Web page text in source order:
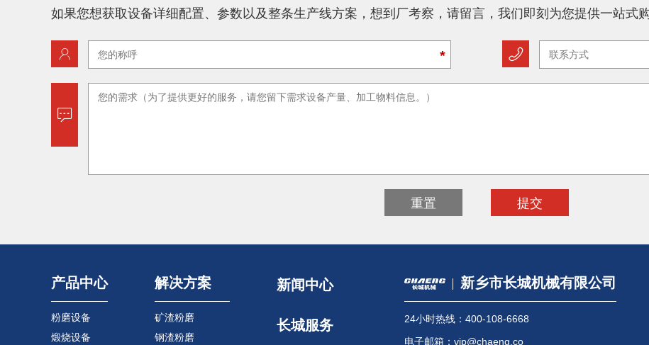
如果您想获取设备详细配置、参数以及整条生产线方案，想到厂考察，请留言，我们即刻为您提供一站式
*
产品中心
粉磨设备
煅烧设备
解决方案
矿渣粉磨
钢渣粉磨
新闻中心
长城服务
新乡市长城机械有限公司
24小时热线：400-108-6668
电子邮箱：vip@chaeng.co